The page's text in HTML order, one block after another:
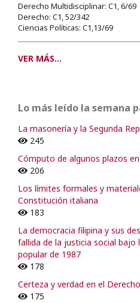
Derecho Multidisciplinar: C1, 6/69
Derecho: C1, 52/342
Ciencias Políticas: C1,13/69
VER MÁS...
Lo más leído la semana
La masonería y la Segunda
245
Cómputo de algunos plazos
206
Los límites formales y
Constitución italiana
183
La democracia filipina y sus
fallida de la justicia social
popular de 1987
178
Certeza y verdad en el Derecho
175